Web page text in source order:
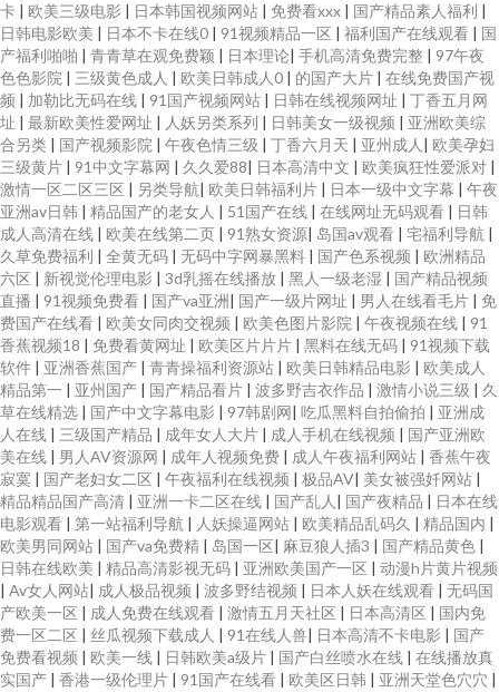
卡 | 欧美三级电影 | 日本韩国视频网站 | 免费看xxx | 国产精品素人福利 |
日韩电影欧美 | 日本不卡在线0 | 91视频精品一区 | 福利国产在线观看 | 国
产福利啪啪 | 青青草在观免费颖 | 日本理论| 手机高清免费完整 | 97午夜
色色影院 | 三级黄色成人 | 欧美日韩成人0 | 的国产大片 | 在线免费国产视
频 | 加勒比无码在线 | 91国产视频网站 | 日韩在线视频网址 | 丁香五月网
址 | 最新欧美性爱网址 | 人妖另类系列 | 日韩美女一级视频 | 亚洲欧美综
合另类 | 国产视频影院 | 午夜色情三级 | 丁香六月天 | 亚州成人 | 欧美孕妇
三级黄片 | 91中文字幕网 | 久久爱88| 日本高清中文 | 欧美疯狂性爱派对 |
激情一区二区三区 | 另类导航| 欧美日韩福利片 | 日本一级中文字幕 | 午夜
亚洲av日韩 | 精品国产的老女人 | 51国产在线 | 在线网址无码观看 | 日韩
成人高清在线 | 欧美在线第二页 | 91熟女资源| 岛国av观看 | 宅福利导航 |
久草免费福利 | 全黄无码 | 无码中字网暴黑料 | 国产色系视频 | 欧洲精品
六区 | 新视觉伦理电影 | 3d乳摇在线播放 | 黑人一级老湿 | 国产精品视频
直播 | 91视频免费看 | 国产va亚洲| 国产一级片网址 | 男人在线看毛片 | 免
费国产在线看 | 欧美女同肉交视频 | 欧美色图片影院 | 午夜视频在线 | 91
香蕉视频18 | 免费看黄网址 | 欧美区片片片 | 黑料在线无码 | 91视频下载
软件 | 亚洲香蕉国产 | 青青操福利资源站 | 欧美日韩精品电影 | 欧美成人
精品第一 | 亚州国产 | 国产精品看片 | 波多野吉衣作品 | 激情小说三级 | 久
草在线精选 | 国产中文字幕电影 | 97韩剧网| 吃瓜黑料自拍偷拍 | 亚洲成
人在线 | 三级国产精品 | 成年女人大片 | 成人手机在线视频 | 国产亚洲欧
美在线 | 男人AV资源网 | 成年人视频免费 | 成人午夜福利网站 | 香蕉午夜
寂寞 | 国产老妇女二区 | 午夜福利在线视频 | 极品AV| 美女被强奷网站 |
精品精品国产高清 | 亚洲一卡二区在线 | 国产乱人 | 国产夜精品 | 日本在线
电影观看 | 第一站福利导航 | 人妖操逼网站 | 欧美精品乱码久 | 精品国内 |
欧美男同网站 | 国产va免费精 | 岛国一区| 麻豆狼人插3 | 国产精品黄色 |
日韩在线欧美 | 精品高清影视无码 | 亚洲欧美国产一区 | 动漫h片黄片视频
| Av女人网站| 成人极品视频 | 波多野结视频 | 日本人妖在线观看 | 无码国
产欧美一区 | 成人免费在线观看 | 激情五月天社区 | 日本高清区 | 国内免
费一区二区 | 丝瓜视频下载成人 | 91在线人兽| 日本高清不卡电影 | 国产
免费看视频 | 欧美一线 | 日韩欧美a级片 | 国产白丝喷水在线 | 在线播放真
实国产 | 香港一级伦理片 | 91国产在线看 | 欧美区日韩 | 亚洲天堂色穴穴 |